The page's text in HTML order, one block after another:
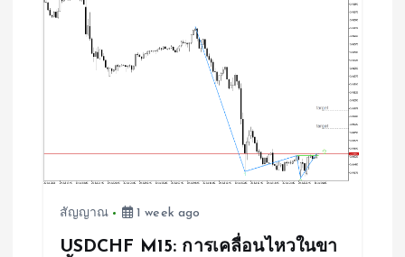
สัญญาณ 1 week ago
USDCHF M15: การเคลื่อนไหวในขา